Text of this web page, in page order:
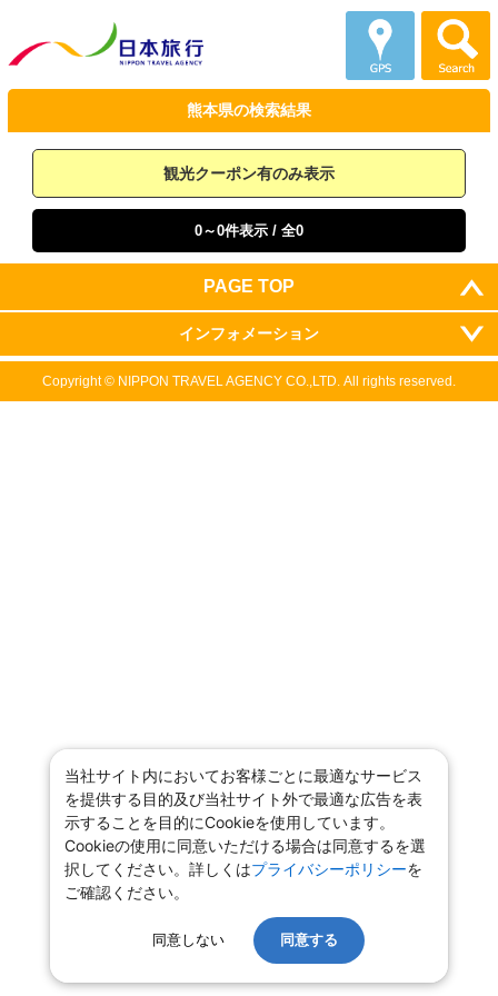
熊本県の検索結果
観光クーポン有のみ表示
0～0件表示 / 全0
PAGE TOP
インフォメーション
Copyright © NIPPON TRAVEL AGENCY CO.,LTD. All rights reserved.
当社サイト内においてお客様ごとに最適なサービス
を提供する目的及び当社サイト外で最適な広告を表
示することを目的にCookieを使用しています。
Cookieの使用に同意いただける場合は同意するを選
択してください。詳しくはプライバシーポリシーを
ご確認ください。
同意しない 同意する